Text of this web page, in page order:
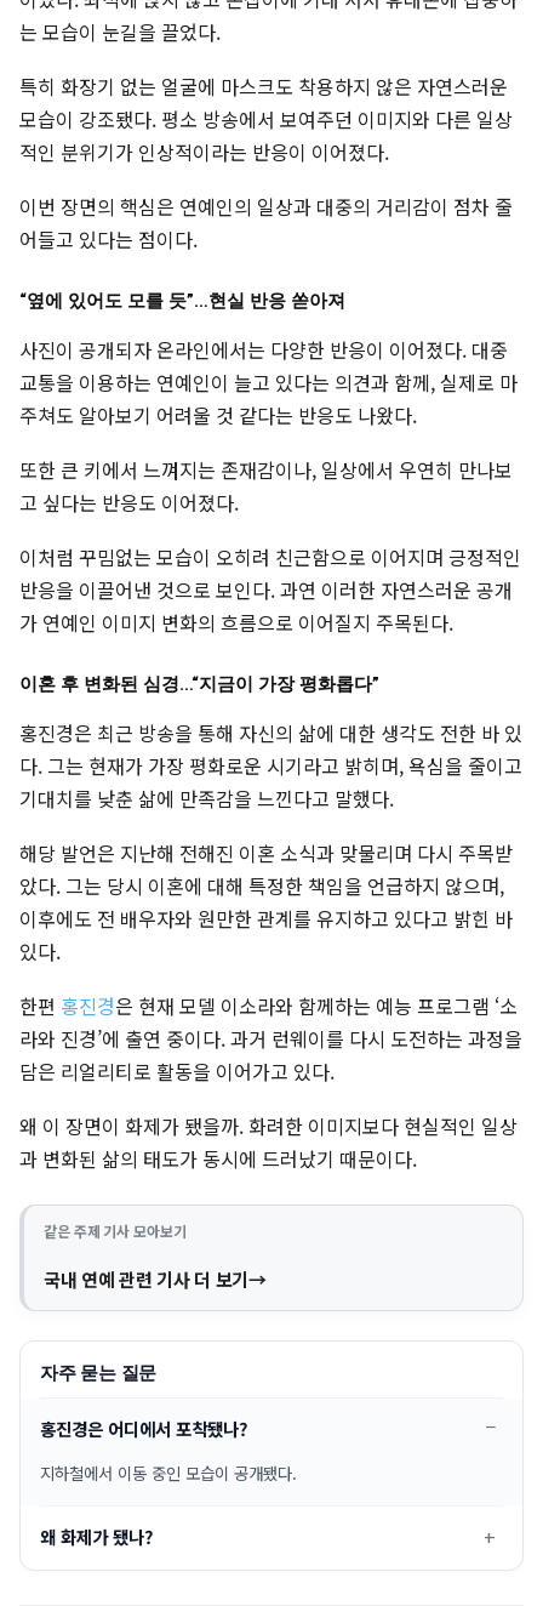
는 모습이 눈길을 끌었다.
특히 화장기 없는 얼굴에 마스크도 착용하지 않은 자연스러운
모습이 강조됐다. 평소 방송에서 보여주던 이미지와 다른 일상
적인 분위기가 인상적이라는 반응이 이어졌다.
이번 장면의 핵심은 연예인의 일상과 대중의 거리감이 점차 줄
어들고 있다는 점이다.
“옆에 있어도 모를 듯”…현실 반응 쏟아져
사진이 공개되자 온라인에서는 다양한 반응이 이어졌다. 대중
교통을 이용하는 연예인이 늘고 있다는 의견과 함께, 실제로 마
주쳐도 알아보기 어려울 것 같다는 반응도 나왔다.
또한 큰 키에서 느껴지는 존재감이나, 일상에서 우연히 만나보
고 싶다는 반응도 이어졌다.
이처럼 꾸밈없는 모습이 오히려 친근함으로 이어지며 긍정적인
반응을 이끌어낸 것으로 보인다. 과연 이러한 자연스러운 공개
가 연예인 이미지 변화의 흐름으로 이어질지 주목된다.
이혼 후 변화된 심경…“지금이 가장 평화롭다”
홍진경은 최근 방송을 통해 자신의 삶에 대한 생각도 전한 바 있
다. 그는 현재가 가장 평화로운 시기라고 밝히며, 욕심을 줄이고
기대치를 낮춘 삶에 만족감을 느낀다고 말했다.
해당 발언은 지난해 전해진 이혼 소식과 맞물리며 다시 주목받
았다. 그는 당시 이혼에 대해 특정한 책임을 언급하지 않으며,
이후에도 전 배우자와 원만한 관계를 유지하고 있다고 밝힌 바
있다.
한편 홍진경은 현재 모델 이소라와 함께하는 예능 프로그램 ‘소
라와 진경’에 출연 중이다. 과거 런웨이를 다시 도전하는 과정을
담은 리얼리티로 활동을 이어가고 있다.
왜 이 장면이 화제가 됐을까. 화려한 이미지보다 현실적인 일상
과 변화된 삶의 태도가 동시에 드러났기 때문이다.
같은 주제 기사 모아보기
국내 연예 관련 기사 더 보기
자주 묻는 질문
홍진경은 어디에서 포착됐나?
지하철에서 이동 중인 모습이 공개됐다.
왜 화제가 됐나?